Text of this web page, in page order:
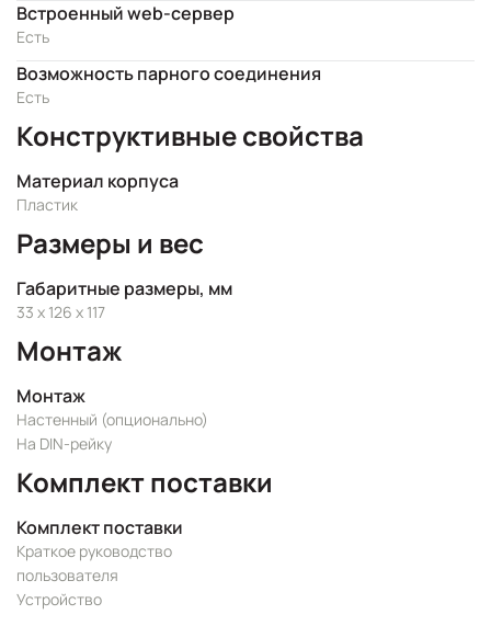
Встроенный web-сервер
Есть
Возможность парного соединения
Есть
Конструктивные свойства
Материал корпуса
Пластик
Размеры и вес
Габаритные размеры, мм
33 x 126 x 117
Монтаж
Монтаж
Настенный (опционально)
На DIN-рейку
Комплект поставки
Комплект поставки
Краткое руководство
пользователя
Устройство